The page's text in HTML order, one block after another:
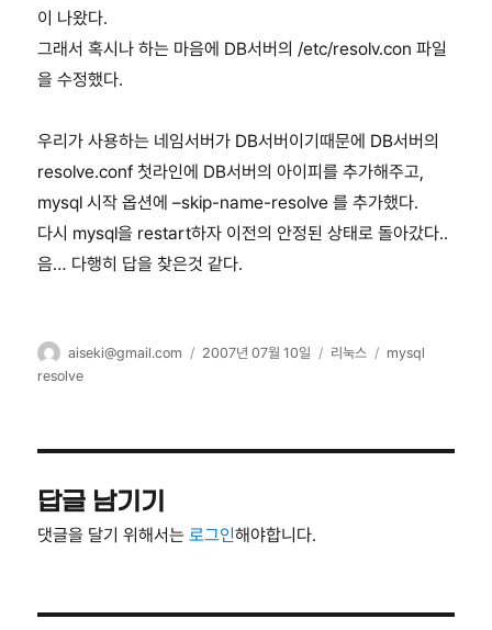
이 나왔다.
그래서 혹시나 하는 마음에 DB서버의 /etc/resolv.con 파일
을 수정했다.
우리가 사용하는 네임서버가 DB서버이기때문에 DB서버의
resolve.conf 첫라인에 DB서버의 아이피를 추가해주고,
mysql 시작 옵션에 –skip-name-resolve 를 추가했다.
다시 mysql을 restart하자 이전의 안정된 상태로 돌아갔다..
음… 다행히 답을 찾은것 같다.
글
쓴
aiseki@gmail.com
작
2007년 07월 10일
카
리눅스
태
mysql
resolve
답글 남기기
댓글을 달기 위해서는로그인해야합니다.